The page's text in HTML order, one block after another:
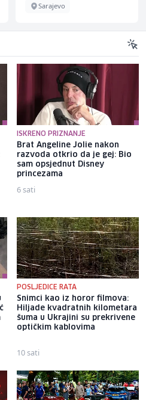
Sarajevo
ISKRENO PRIZNANJE
Brat Angeline Jolie nakon
razvoda otkrio da je gej: Bio
sam opsjednut Disney
princezama
6 sati
POSLJEDICE RATA
Snimci kao iz horor filmova:
Hiljade kvadratnih kilometara
šuma u Ukrajini su prekrivene
optičkim kablovima
10 sati